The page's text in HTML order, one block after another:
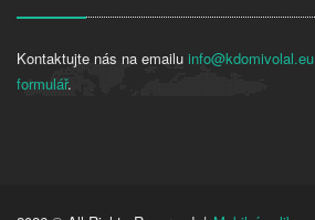
Kontaktujte nás na emailu info@kdomivolal.eu
formulář.